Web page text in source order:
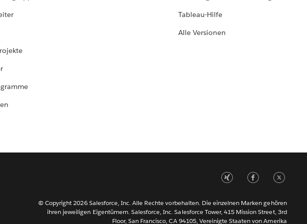
Tableau-Hilfe
Alle Versionen
© Copyright 2026 Salesforce, Inc. Alle Rechte vorbehalten. Die einzelnen Marken gehören
ihren jeweiligen Eigentümern. Salesforce, Inc. Salesforce Tower, 415 Mission Street, 3rd
Floor, San Francisco, CA 94105, Vereinigte Staaten von Amerika